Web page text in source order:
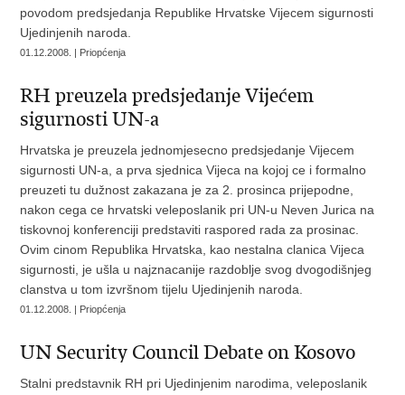
povodom predsjedanja Republike Hrvatske Vijecem sigurnosti
Ujedinjenih naroda.
01.12.2008. | Priopćenja
RH preuzela predsjedanje Vijećem
sigurnosti UN-a
Hrvatska je preuzela jednomjesecno predsjedanje Vijecem
sigurnosti UN-a, a prva sjednica Vijeca na kojoj ce i formalno
preuzeti tu dužnost zakazana je za 2. prosinca prijepodne,
nakon cega ce hrvatski veleposlanik pri UN-u Neven Jurica na
tiskovnoj konferenciji predstaviti raspored rada za prosinac.
Ovim cinom Republika Hrvatska, kao nestalna clanica Vijeca
sigurnosti, je ušla u najznacanije razdoblje svog dvogodišnjeg
clanstva u tom izvršnom tijelu Ujedinjenih naroda.
01.12.2008. | Priopćenja
UN Security Council Debate on Kosovo
Stalni predstavnik RH pri Ujedinjenim narodima, veleposlanik